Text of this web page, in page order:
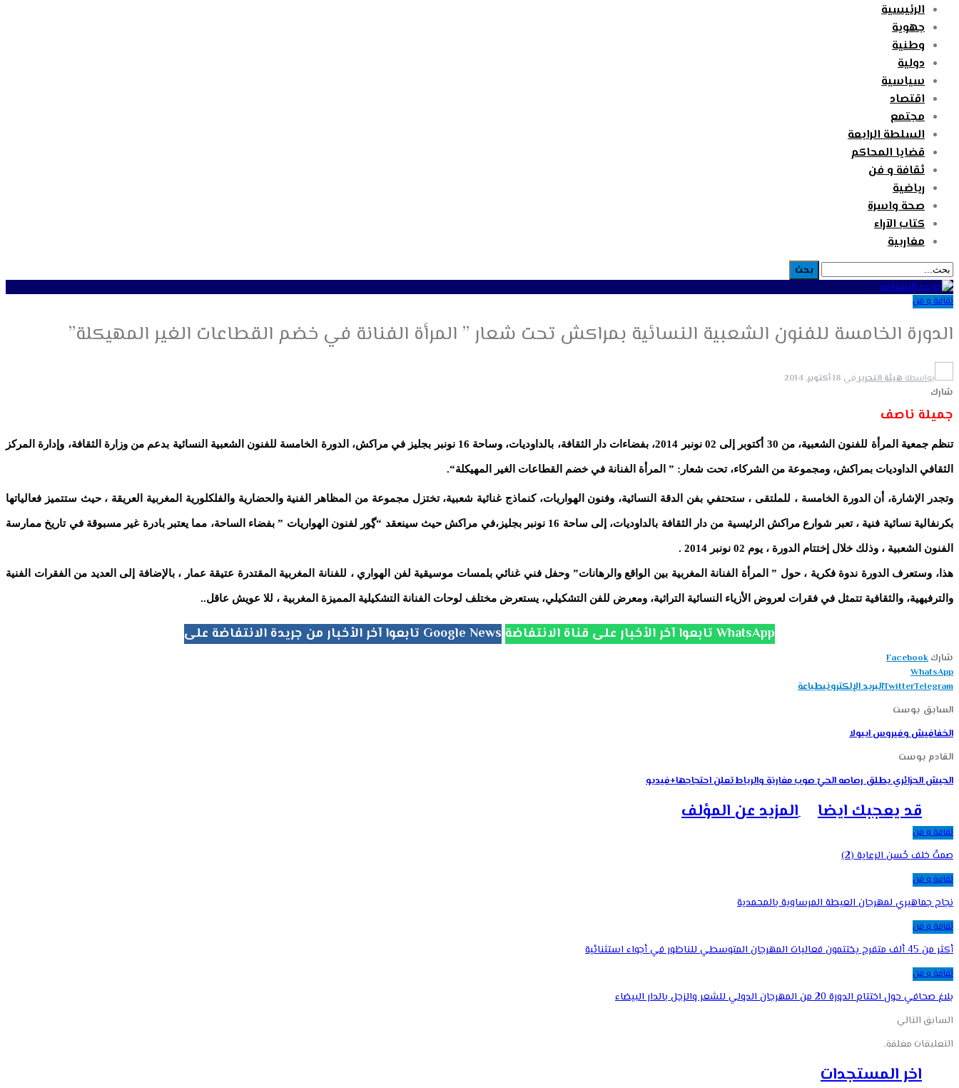
الرئيسية
جهوية
وطنية
دولية
سياسية
اقتصاد
مجتمع
السلطة الرابعة
قضايا المحاكم
ثقافة و فن
رياضية
صحة واسرة
كتاب الآراء
مغاربية
ثقافة و فن
الدورة الخامسة للفنون الشعبية النسائية بمراكش تحت شعار ” المرأة الفنانة في خضم القطاعات الغير المهيكلة”
بواسطةهيئة التحرير في 18 أكتوبر, 2014
شارك
جميلة ناصف
تنظم جمعية المرأة للفنون الشعبية، من 30 أكتوبر إلى 02 نونبر 2014، بفضاءات دار الثقافة، بالداوديات، وساحة 16 نونبر بجليز في مراكش، الدورة الخامسة للفنون الشعبية النسائية بدعم من وزارة الثقافة، وإدارة المركز
الثقافي الداوديات بمراكش، ومجموعة من الشركاء، تحت شعار: ” المرأة الفنانة في خضم القطاعات الغير المهيكلة“.
وتجدر الإشارة، أن الدورة الخامسة ، للملتقى ، ستحتفي بفن الدقة النسائية، وفنون الهواريات، كنماذج غنائية شعبية، تختزل مجموعة من المظاهر الفنية والحضارية والفلكلورية المغربية العريقة ، حيث ستتميز فعالياتها
بكرنفالية نسائية فنية ، تعبر شوارع مراكش الرئيسية من دار الثقافة بالداوديات، إلى ساحة 16 نونبر بجليز،في مراكش حيث سينعقد “ڲور لفنون الهواريات ” بفضاء الساحة، مما يعتبر بادرة غير مسبوقة في تاريخ ممارسة
الفنون الشعبية ، وذلك خلال إختتام الدورة ، يوم 02 نونبر 2014 .
هذا، وستعرف الدورة ندوة فكرية ، حول ” المرأة الفنانة المغربية بين الواقع والرهانات” وحفل فني غنائي بلمسات موسيقية لفن الهواري ، للفنانة المغربية المقتدرة عتيقة عمار ، بالإضافة إلى العديد من الفقرات الفنية
والترفيهية، والثقافية تتمثل في فقرات لعروض الأزياء النسائية التراثية، ومعرض للفن التشكيلي، يستعرض مختلف لوحات الفنانة التشكيلية المميزة المغربية ، للا عويش عاقل..
تابعوا آخر الأخبار من جريدة الانتفاضة على Google News تابعوا آخر الأخبار على قناة الانتفاضة WhatsApp
شارك Facebook
WhatsApp
TwitterTelegram البريد الإلكترونيطباعة
السابق بوست
الخفافيش وفيروس ايبولا
القادم بوست
الجيش الجزائري يطلق رصاصه الحيّ صوب مغاربَة والرباط تعلن احتجاجها+فيديو
قد يعجبك ايضا المزيد عن المؤلف
ثقافة و فن
صمتٌ خلف حُسن الرعاية (2)
ثقافة و فن
نجاح جماهيري لمهرجان العيطة المرساوية بالمحمدية
ثقافة و فن
أكثر من 45 ألف متفرج يختتمون فعاليات المهرجان المتوسطي للناظور في أجواء استثنائية
ثقافة و فن
بلاغ صحافي حول اختتام الدورة 20 من المهرجان الدولي للشعر والزجل بالدار البيضاء
السابق التالي
التعليقات مغلقة.
اخر المستجدات